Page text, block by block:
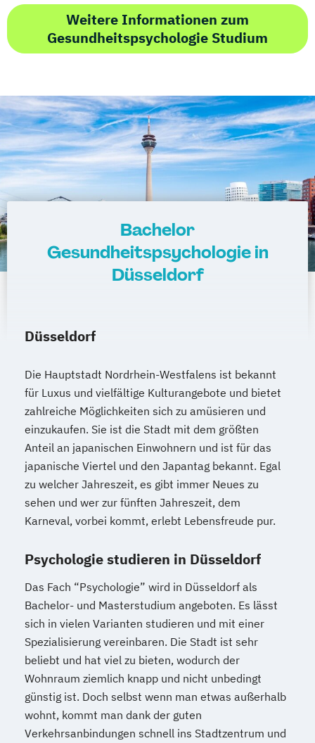
Weitere Informationen zum
Gesundheitspsychologie Studium
Bachelor
Gesundheitspsychologie in
Düsseldorf
Düsseldorf
Die Hauptstadt Nordrhein-Westfalens ist bekannt
für Luxus und vielfältige Kulturangebote und bietet
zahlreiche Möglichkeiten sich zu amüsieren und
einzukaufen. Sie ist die Stadt mit dem größten
Anteil an japanischen Einwohnern und ist für das
japanische Viertel und den Japantag bekannt. Egal
zu welcher Jahreszeit, es gibt immer Neues zu
sehen und wer zur fünften Jahreszeit, dem
Karneval, vorbei kommt, erlebt Lebensfreude pur.
Psychologie studieren in Düsseldorf
Das Fach “Psychologie” wird in Düsseldorf als
Bachelor- und Masterstudium angeboten. Es lässt
sich in vielen Varianten studieren und mit einer
Spezialisierung vereinbaren. Die Stadt ist sehr
beliebt und hat viel zu bieten, wodurch der
Wohnraum ziemlich knapp und nicht unbedingt
günstig ist. Doch selbst wenn man etwas außerhalb
wohnt, kommt man dank der guten
Verkehrsanbindungen schnell ins Stadtzentrum und